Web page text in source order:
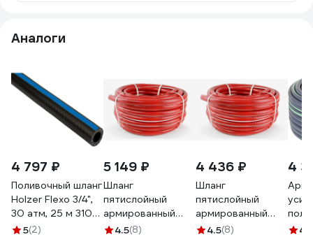
Аналоги
4 797 ₽
Поливочный шланг
Holzer Flexo 3/4",
30 атм, 25 м 310-
1195(2)
5 149 ₽
Шланг
пятислойный
армированный
НОВЭМ ЛапотОК
4.5(8)
4 436 ₽
Шланг
пятислойный
армированный
НОВЭМ ЛапотОК
4.5(8)
4
4.3